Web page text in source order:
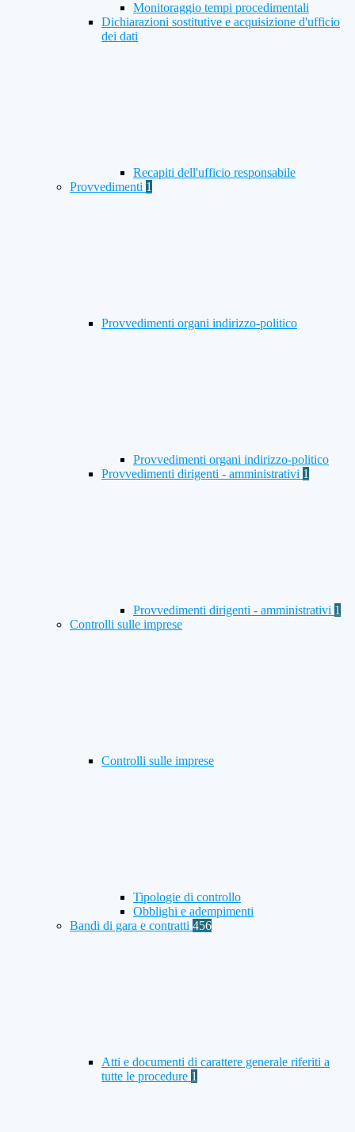
Monitoraggio tempi procedimentali
Dichiarazioni sostitutive e acquisizione d'ufficio
dei dati
Recapiti dell'ufficio responsabile
Provvedimenti 1
Provvedimenti organi indirizzo-politico
Provvedimenti organi indirizzo-politico
Provvedimenti dirigenti - amministrativi 1
Provvedimenti dirigenti - amministrativi 1
Controlli sulle imprese
Controlli sulle imprese
Tipologie di controllo
Obblighi e adempimenti
Bandi di gara e contratti 456
Atti e documenti di carattere generale riferiti a
tutte le procedure 1